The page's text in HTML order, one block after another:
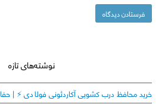
نوشته‌های تازه
خرید محافظ درب کشویی آکاردئونی فولادی ⚡️ |